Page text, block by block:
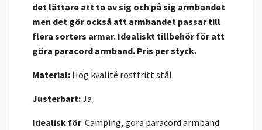
det lättare att ta av sig och på sig armbandet
men det gör också att armbandet passar till
flera sorters armar. Idealiskt tillbehör för att
göra paracord armband. Pris per styck.
Material: Hög kvalité rostfritt stål
Justerbart:Ja
Idealisk för: Camping, göra paracord armband